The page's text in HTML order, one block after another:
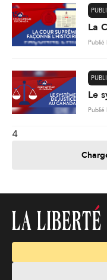
La
Publié
Le
Publié
4